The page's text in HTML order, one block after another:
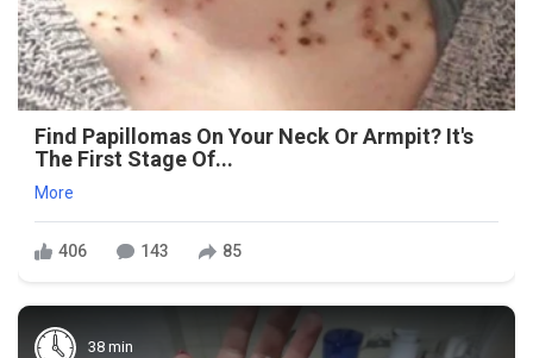
Find Papillomas On Your Neck Or Armpit? It's
The First Stage Of...
More
406 143 85
38 min